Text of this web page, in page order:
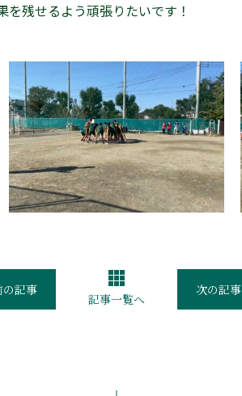
残せるよう頑張りたいです！
の記事
記事一覧へ
次の記事